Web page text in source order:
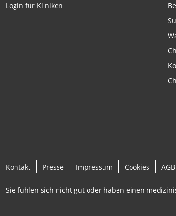
Login für Kliniken
Kontakt Presse Impressum Cookies AGB
Sie fühlen sich nicht gut oder haben einen